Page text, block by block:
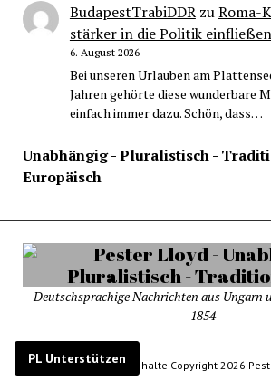
BudapestTrabiDDRzuRoma-
stärker in die Politik einfließen
6. August 2026
Bei unseren Urlauben am
Jahren gehörte diese wunderbare
einfach immer dazu. Schön, dass…
Unabhängig - Pluralistisch -
Europäisch
Deutschsprachige Nachrichten aus Ungarn
1854
© Alle Inhalte Copyright 2026
PL Unterstützen